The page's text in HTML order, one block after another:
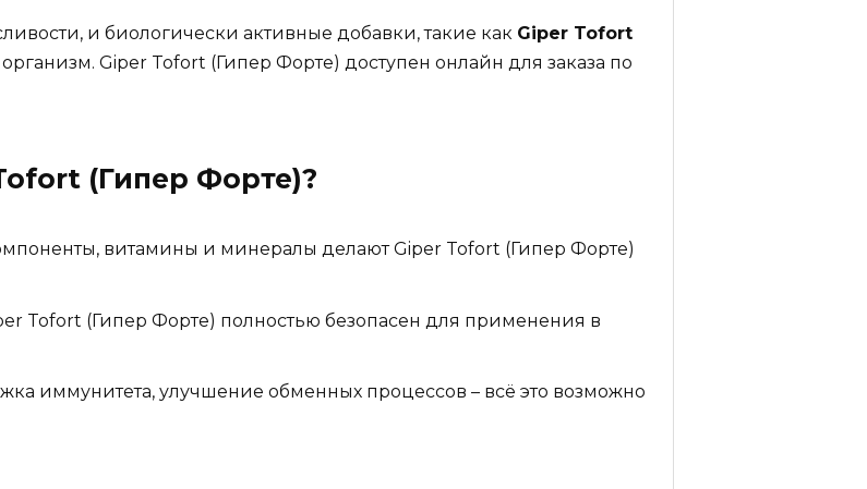
и биологически активные добавки, такие как Giper Tofort
Giper Tofort (Гипер Форте) доступен онлайн для заказа по
(Гипер Форте)?
витамины и минералы делают Giper Tofort (Гипер Форте)
Tofort (Гипер Форте) полностью безопасен для применения в
иммунитета, улучшение обменных процессов – всё это возможно